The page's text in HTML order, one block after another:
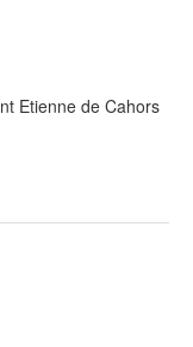
Etienne de Cahors